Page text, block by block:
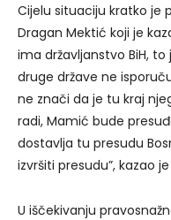
Cijelu situaciju kratko je
Dragan Mektić koji je
ima državljanstvo BiH,
druge države ne
ne znači da je tu kraj
radi, Mamić bude
dostavlja tu presudu
izvršiti presudu”, kazao
U iščekivanju